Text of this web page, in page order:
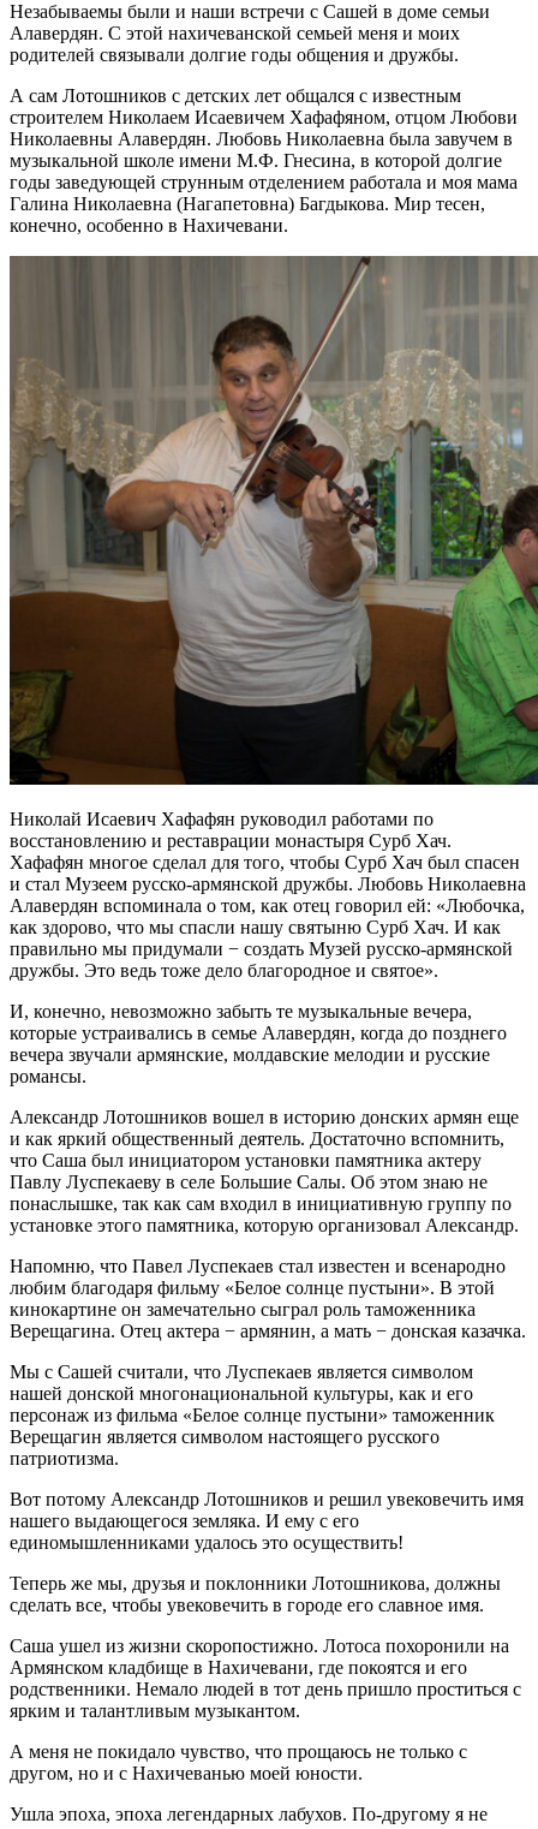
Незабываемы были и наши встречи с Сашей в доме семьи
Алавердян. С этой нахичеванской семьей меня и моих
родителей связывали долгие годы общения и дружбы.
А сам Лотошников с детских лет общался с известным
строителем Николаем Исаевичем Хафафяном, отцом Любови
Николаевны Алавердян. Любовь Николаевна была завучем в
музыкальной школе имени М.Ф. Гнесина, в которой долгие
годы заведующей струнным отделением работала и моя мама
Галина Николаевна (Нагапетовна) Багдыкова. Мир тесен,
конечно, особенно в Нахичевани.
Николай Исаевич Хафафян руководил работами по
восстановлению и реставрации монастыря Сурб Хач.
Хафафян многое сделал для того, чтобы Сурб Хач был спасен
и стал Музеем русско-армянской дружбы. Любовь Николаевна
Алавердян вспоминала о том, как отец говорил ей: «Любочка,
как здорово, что мы спасли нашу святыню Сурб Хач. И как
правильно мы придумали − создать Музей русско-армянской
дружбы. Это ведь тоже дело благородное и святое».
И, конечно, невозможно забыть те музыкальные вечера,
которые устраивались в семье Алавердян, когда до позднего
вечера звучали армянские, молдавские мелодии и русские
романсы.
Александр Лотошников вошел в историю донских армян еще
и как яркий общественный деятель. Достаточно вспомнить,
что Саша был инициатором установки памятника актеру
Павлу Луспекаеву в селе Большие Салы. Об этом знаю не
понаслышке, так как сам входил в инициативную группу по
установке этого памятника, которую организовал Александр.
Напомню, что Павел Луспекаев стал известен и всенародно
любим благодаря фильму «Белое солнце пустыни». В этой
кинокартине он замечательно сыграл роль таможенника
Верещагина. Отец актера − армянин, а мать − донская казачка.
Мы с Сашей считали, что Луспекаев является символом
нашей донской многонациональной культуры, как и его
персонаж из фильма «Белое солнце пустыни» таможенник
Верещагин является символом настоящего русского
патриотизма.
Вот потому Александр Лотошников и решил увековечить имя
нашего выдающегося земляка. И ему с его
единомышленниками удалось это осуществить!
Теперь же мы, друзья и поклонники Лотошникова, должны
сделать все, чтобы увековечить в городе его славное имя.
Саша ушел из жизни скоропостижно. Лотоса похоронили на
Армянском кладбище в Нахичевани, где покоятся и его
родственники. Немало людей в тот день пришло проститься с
ярким и талантливым музыкантом.
А меня не покидало чувство, что прощаюсь не только с
другом, но и с Нахичеванью моей юности.
Ушла эпоха, эпоха легендарных лабухов. По-другому я не